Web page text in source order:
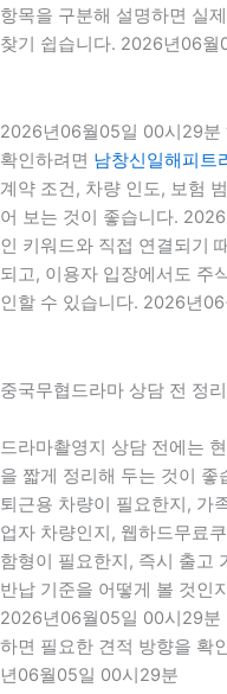
항목을 구분해 설명하면 실
찾기 쉽습니다. 2026년06
2026년06월05일 00시29분
확인하려면 남창신일해피트
계약 조건, 차량 인도, 보험
어 보는 것이 좋습니다.
인 키워드와 직접 연결되기
되고, 이용자 입장에서도 주
인할 수 있습니다. 2026년
중국무협드라마 상담 전 정
드라마촬영지 상담 전에는
을 짧게 정리해 두는 것이
퇴근용 차량이 필요한지, 가
업자 차량인지, 웹하드무료
함형이 필요한지, 즉시 출고
반납 기준을 어떻게 볼 것인
2026년06월05일 00시29분
하면 필요한 견적 방향을 확
년06월05일 00시29분